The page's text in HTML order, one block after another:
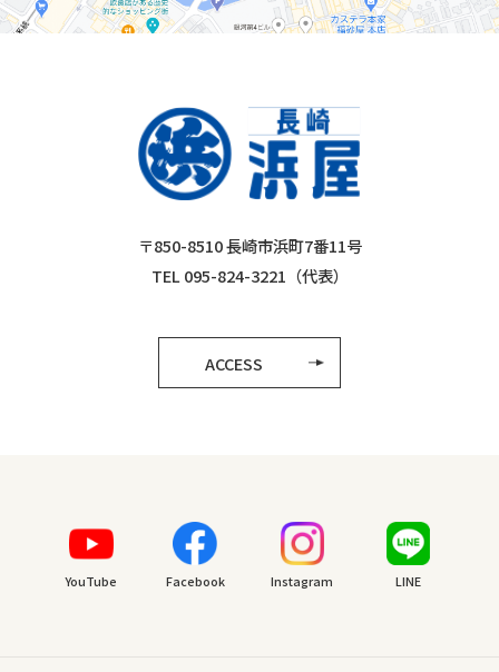
〒850-8510 長崎市浜町7番11号
TEL 095-824-3221（代表）
ACCESS
YouTube Facebook Instagram LINE